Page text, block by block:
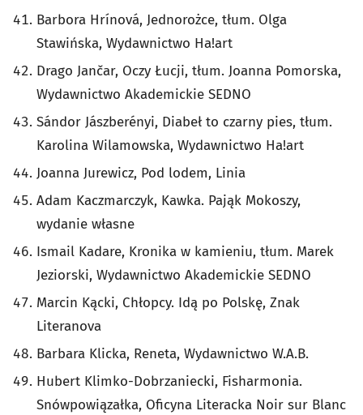
Barbora Hrínová, Jednorożce, tłum. Olga
Stawińska, Wydawnictwo Ha!art
Drago Jančar, Oczy Łucji, tłum. Joanna Pomorska,
Wydawnictwo Akademickie SEDNO
Sándor Jászberényi, Diabeł to czarny pies, tłum.
Karolina Wilamowska, Wydawnictwo Ha!art
Joanna Jurewicz, Pod lodem, Linia
Adam Kaczmarczyk, Kawka. Pająk Mokoszy,
wydanie własne
Ismail Kadare, Kronika w kamieniu, tłum. Marek
Jeziorski, Wydawnictwo Akademickie SEDNO
Marcin Kącki, Chłopcy. Idą po Polskę, Znak
Literanova
Barbara Klicka, Reneta, Wydawnictwo W.A.B.
Hubert Klimko-Dobrzaniecki, Fisharmonia.
Snówpowiązałka, Oficyna Literacka Noir sur Blanc